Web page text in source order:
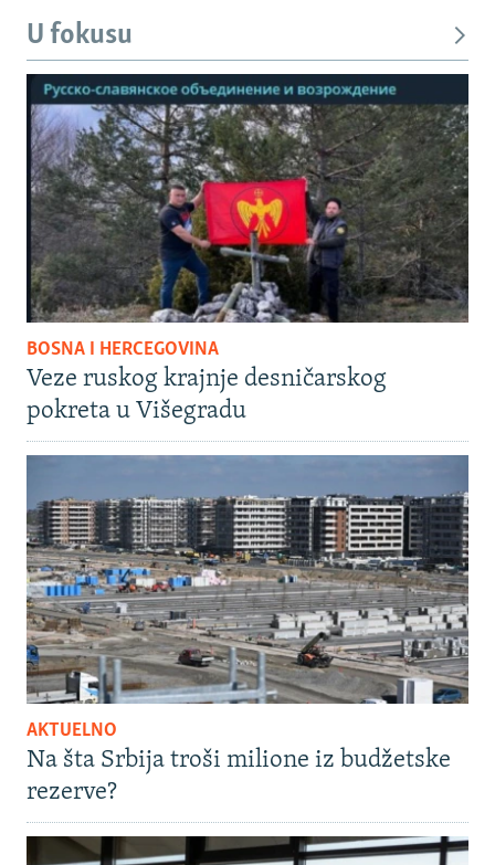
U fokusu
BOSNA I HERCEGOVINA
Veze ruskog krajnje desničarskog
pokreta u Višegradu
AKTUELNO
Na šta Srbija troši milione iz budžetske
rezerve?